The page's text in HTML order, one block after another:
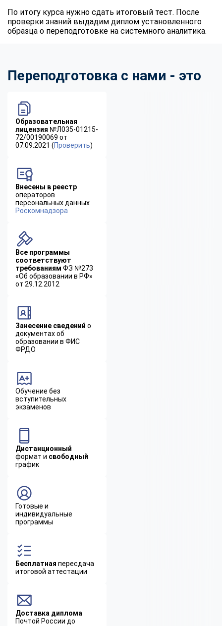
По итогу курса нужно сдать итоговый тест. После
проверки знаний выдадим диплом установленного
образца о переподготовке на системного аналитика.
Переподготовка с нами - это
Образовательная
лицензия №Л035-01215-
72/00190069 от
07.09.2021 (Проверить)
Внесены в реестр
операторов
персональных данных
Роскомнадзора
Все программы
соответствуют
требованиям ФЗ №273
«Об образовании в РФ»
от 29.12.2012
Занесение сведений о
документах об
образовании в ФИС
ФРДО
Обучение без
вступительных
экзаменов
Дистанционный
формат и свободный
график
Готовые и
индивидуальные
программы
Бесплатная пересдача
итоговой аттестации
Доставка диплома
Почтой России до